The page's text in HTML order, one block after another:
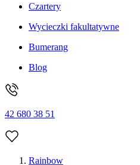
Czartery
Wycieczki fakultatywne
Bumerang
Blog
42 680 38 51
Rainbow